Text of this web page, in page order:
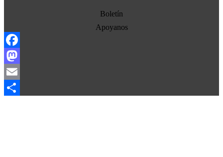
Oriente Medio
Norte-Sur
Sociedad
Ojo con los medios
Boletín
Apoyanos
Facebook
Mastodon
Email